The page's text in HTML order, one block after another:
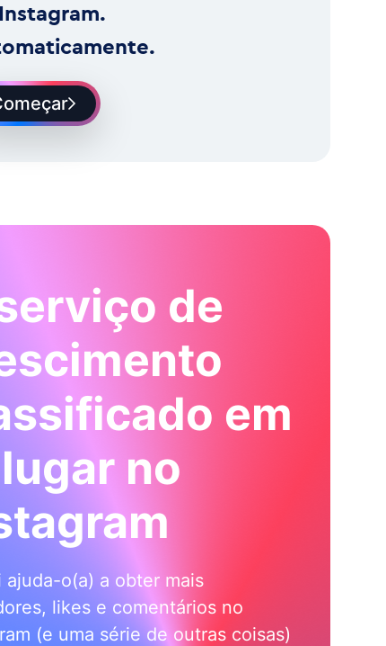
de
em
lugar no
ajuda-o(a) a obter mais
likes e comentários no
(e uma série de outras coisas)